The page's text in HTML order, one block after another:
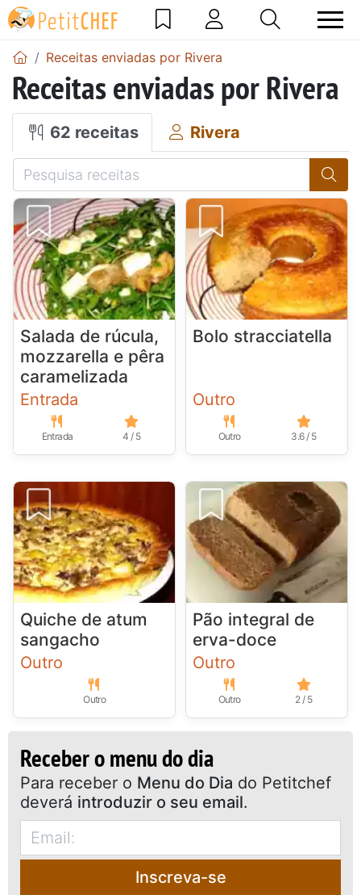
Receitas enviadas por Rivera
Receitas enviadas por Rivera
62 receitas Rivera
Salada de rúcula,
mozzarella e pêra
caramelizada
Entrada
Entrada 4 / 5
Bolo stracciatella
Outro
Outro 3.6 / 5
Quiche de atum
sangacho
Outro
Outro
Pão integral de
erva-doce
Outro
Outro 2 / 5
Receber o menu do dia
Para receber o Menu do Dia do Petitchef
deverá introduzir o seu email.
Inscreva-se